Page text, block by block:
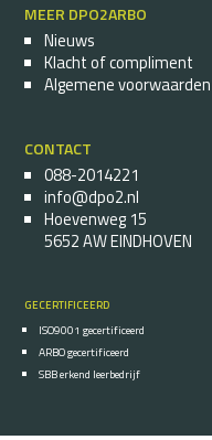
MEER DPO2ARBO
Nieuws
Klacht of compliment
Algemene voorwaarden
CONTACT
088-2014221
info@dpo2.nl
Hoevenweg 15
5652 AW EINDHOVEN
GECERTIFICEERD
ISO9001 gecertificeerd
ARBO gecertificeerd
SBB erkend leerbedrijf